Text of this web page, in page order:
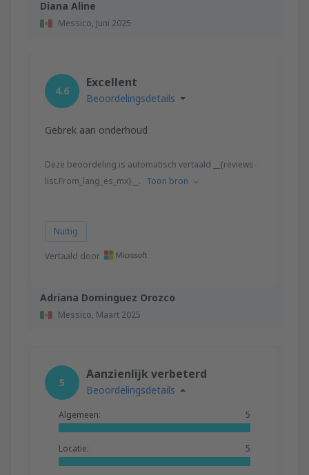
Diana Aline
Messico, Juni 2025
Adriana Dominguez Orozco
Messico, Maart 2025
4.6
Excellent
Beoordelingsdetails
Gebrek aan onderhoud
Deze beoordeling is automatisch vertaald __{reviews-
list.From_lang_es_mx}__. Toon bron
Nuttig
Vertaald door
5
Aanzienlijk verbeterd
Beoordelingsdetails
Algemeen: 5
Locatie: 5